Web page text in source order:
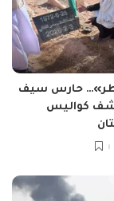
حارس سيف
كواليس